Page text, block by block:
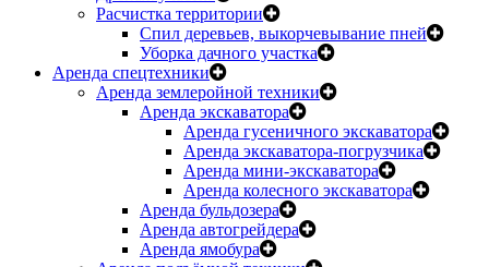
Расчистка территории
Спил деревьев, выкорчевывание пней
Уборка дачного участка
Аренда спецтехники
Аренда землеройной техники
Аренда экскаватора
Аренда гусеничного экскаватора
Аренда экскаватора-погрузчика
Аренда мини-экскаватора
Аренда колесного экскаватора
Аренда бульдозера
Аренда автогрейдера
Аренда ямобура